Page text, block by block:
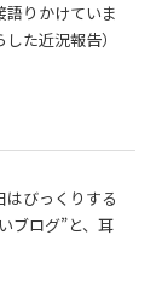
語りかけていま
た近況報告）
はびっくりする
ブログ”と、耳